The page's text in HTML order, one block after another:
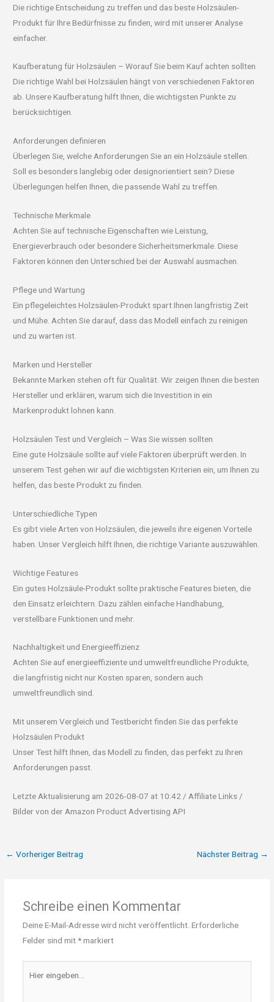
Die richtige Entscheidung zu treffen und das beste Holzsäulen-
Produkt für Ihre Bedürfnisse zu finden, wird mit unserer Analyse
einfacher.
Kaufberatung für Holzsäulen – Worauf Sie beim Kauf achten sollten
Die richtige Wahl bei Holzsäulen hängt von verschiedenen Faktoren
ab. Unsere Kaufberatung hilft Ihnen, die wichtigsten Punkte zu
berücksichtigen.
Anforderungen definieren
Überlegen Sie, welche Anforderungen Sie an ein Holzsäule stellen.
Soll es besonders langlebig oder designorientiert sein? Diese
Überlegungen helfen Ihnen, die passende Wahl zu treffen.
Technische Merkmale
Achten Sie auf technische Eigenschaften wie Leistung,
Energieverbrauch oder besondere Sicherheitsmerkmale. Diese
Faktoren können den Unterschied bei der Auswahl ausmachen.
Pflege und Wartung
Ein pflegeleichtes Holzsäulen-Produkt spart Ihnen langfristig Zeit
und Mühe. Achten Sie darauf, dass das Modell einfach zu reinigen
und zu warten ist.
Marken und Hersteller
Bekannte Marken stehen oft für Qualität. Wir zeigen Ihnen die besten
Hersteller und erklären, warum sich die Investition in ein
Markenprodukt lohnen kann.
Holzsäulen Test und Vergleich – Was Sie wissen sollten
Eine gute Holzsäule sollte auf viele Faktoren überprüft werden. In
unserem Test gehen wir auf die wichtigsten Kriterien ein, um Ihnen zu
helfen, das beste Produkt zu finden.
Unterschiedliche Typen
Es gibt viele Arten von Holzsäulen, die jeweils ihre eigenen Vorteile
haben. Unser Vergleich hilft Ihnen, die richtige Variante auszuwählen.
Wichtige Features
Ein gutes Holzsäule-Produkt sollte praktische Features bieten, die
den Einsatz erleichtern. Dazu zählen einfache Handhabung,
verstellbare Funktionen und mehr.
Nachhaltigkeit und Energieeffizienz
Achten Sie auf energieeffiziente und umweltfreundliche Produkte,
die langfristig nicht nur Kosten sparen, sondern auch
umweltfreundlich sind.
Mit unserem Vergleich und Testbericht finden Sie das perfekte
Holzsäulen Produkt
Unser Test hilft Ihnen, das Modell zu finden, das perfekt zu Ihren
Anforderungen passt.
Letzte Aktualisierung am 2026-08-07 at 10:42 / Affiliate Links /
Bilder von der Amazon Product Advertising API
← Vorheriger Beitrag Nächster Beitrag →
Schreibe einen Kommentar
Deine E-Mail-Adresse wird nicht veröffentlicht. Erforderliche
Felder sind mit*markiert
eingeben…